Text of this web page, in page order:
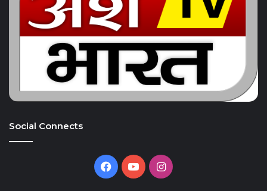
Social Connects
Facebook
YouTubeInstagram